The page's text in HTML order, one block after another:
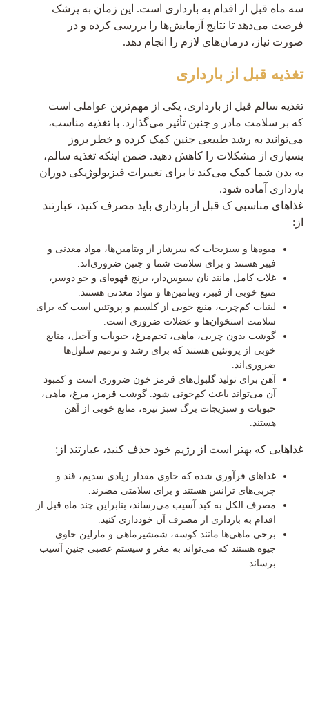
سه ماه قبل از اقدام به بارداری است. این زمان به پزشک
فرصت می‌دهد تا نتایج آزمایش‌ها را بررسی کرده و در
صورت نیاز، درمان‌های لازم را انجام دهد.
تغذیه قبل از بارداری
تغذیه سالم قبل از بارداری، یکی از مهم‌ترین عواملی است
که بر سلامت مادر و جنین تأثیر می‌گذارد. با تغذیه مناسب،
می‌توانید به رشد طبیعی جنین کمک کرده و خطر بروز
بسیاری از مشکلات را کاهش دهید. ضمن اینکه تغذیه سالم،
به بدن شما کمک می‌کند تا برای تغییرات فیزیولوژیکی دوران
بارداری آماده شود.
غذاهای مناسبی ک قبل از بارداری باید مصرف کنید، عبارتند
از:
میوه‌ها و سبزیجات که سرشار از ویتامین‌ها، مواد معدنی و
فیبر هستند و برای سلامت شما و جنین ضروری‌اند.
غلات کامل مانند نان سبوس‌دار، برنج قهوه‌ای و جو دوسر،
منبع خوبی از فیبر، ویتامین‌ها و مواد معدنی هستند.
لبنیات کم‌چرب، منبع خوبی از کلسیم و پروتئین است که برای
سلامت استخوان‌ها و عضلات ضروری است.
گوشت بدون چربی، ماهی، تخم‌مرغ، حبوبات و آجیل، منابع
خوبی از پروتئین هستند که برای رشد و ترمیم سلول‌ها
ضروری‌اند.
آهن برای تولید گلبول‌های قرمز خون ضروری است و کمبود
آن می‌تواند باعث کم‌خونی شود. گوشت قرمز، مرغ، ماهی،
حبوبات و سبزیجات برگ سبز تیره، منابع خوبی از آهن
هستند.
غذاهایی که بهتر است از رژیم خود حذف کنید، عبارتند از:
غذاهای فرآوری شده که حاوی مقدار زیادی سدیم، قند و
چربی‌های ترانس هستند و برای سلامتی مضرند.
مصرف الکل به کبد آسیب می‌رساند، بنابراین چند ماه قبل از
اقدام به بارداری از مصرف آن خودداری کنید.
برخی ماهی‌ها مانند کوسه، شمشیرماهی و مارلین حاوی
جیوه هستند که می‌تواند به مغز و سیستم عصبی جنین آسیب
برساند.